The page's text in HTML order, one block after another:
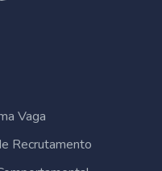
Vaga
Recrutamento